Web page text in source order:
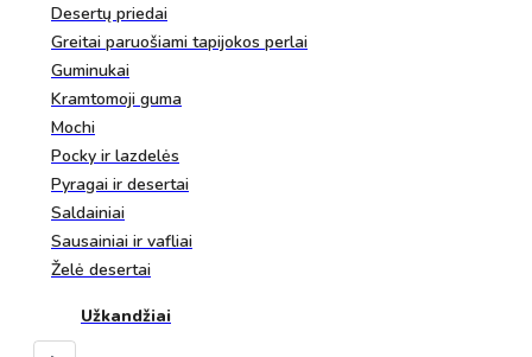
Desertų priedai
Greitai paruošiami tapijokos perlai
Guminukai
Kramtomoji guma
Mochi
Pocky ir lazdelės
Pyragai ir desertai
Saldainiai
Sausainiai ir vafliai
Želė desertai
Užkandžiai